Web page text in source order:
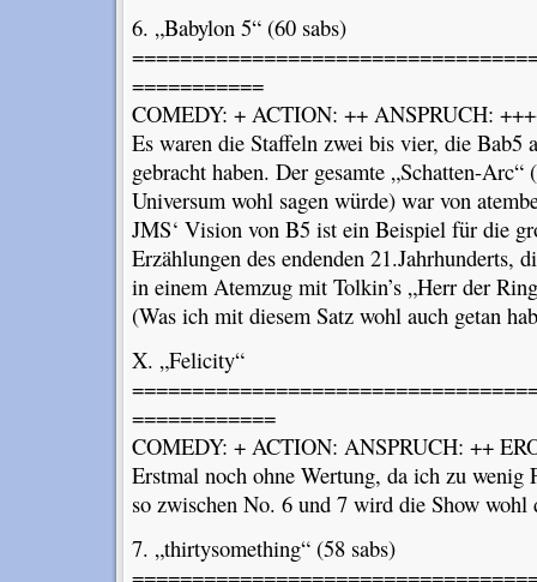
6. „Babylon 5“ (60 sabs)
===========
COMEDY: + ACTION: ++ ANSPRUCH:
Es waren die Staffeln zwei bis vier, die Bab5
gebracht haben. Der gesamte „Schatten-
Universum wohl sagen würde) war von
JMS‘ Vision von B5 ist ein Beispiel für die
Erzählungen des endenden 21.Jahrhunderts,
in einem Atemzug mit Tolkin’s „Herr der
(Was ich mit diesem Satz wohl auch getan
X. „Felicity“
============
COMEDY: + ACTION: ANSPRUCH: ++
Erstmal noch ohne Wertung, da ich zu wenig
so zwischen No. 6 und 7 wird die Show wohl
7. „thirtysomething“ (58 sabs)